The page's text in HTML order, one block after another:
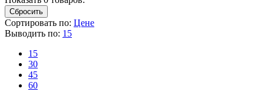
Сортировать по: Цене
Выводить по: 15
15
30
45
60